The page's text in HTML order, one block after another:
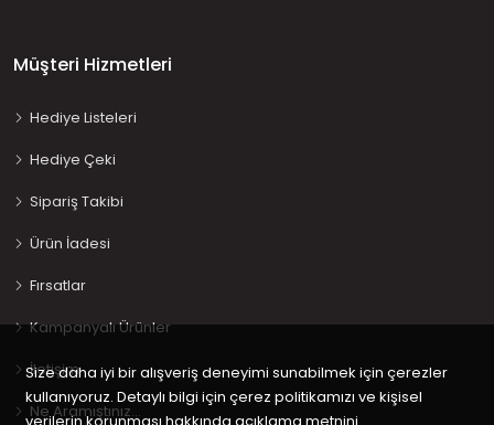
Müşteri Hizmetleri
Hediye Listeleri
Hediye Çeki
Sipariş Takibi
Ürün İadesi
Fırsatlar
Kampanyalı Ürünler
İletişim
Ne Aramıştınız…
Size daha iyi bir alışveriş deneyimi sunabilmek için çerezler
kullanıyoruz. Detaylı bilgi için çerez politikamızı ve kişisel